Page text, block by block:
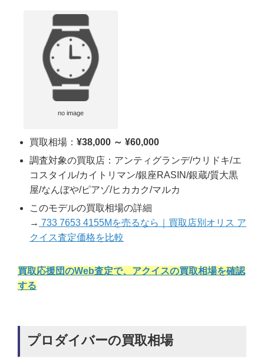
no image
買取相場： ¥38,000 ～ ¥60,000
調査対象の買取店：アンティグランデ/ウリドキ/エ
コスタイル/カイトリマン/銀座RASIN/銀蔵/質大黒
屋/なんぼや/ピアゾ/ヒカカク/マルカ
このモデルの買取相場の詳細
→ 733 7653 4155Mを売るなら｜買取店別オリス ア
クイス査定価格を比較
買取応援団のWeb査定で、アクイスの買取相場を確認
する
プロダイバーの買取相場